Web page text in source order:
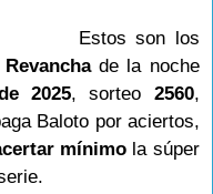
Estos son los
de la noche
2025, sorteo 2560,
Baloto por aciertos,
mínimo la súper